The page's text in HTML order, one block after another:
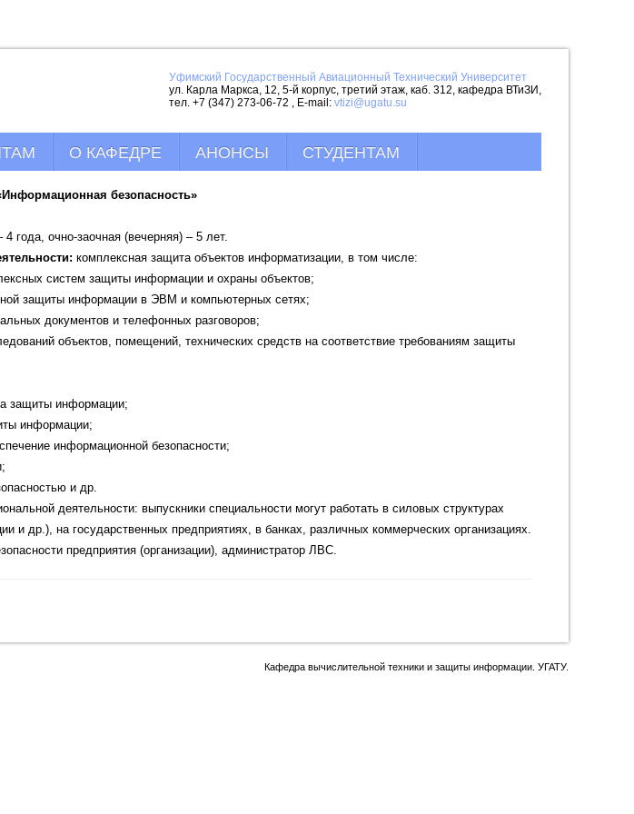
Уфимский Государственный Авиационный Технический Университет
ул. Карла Маркса, 12, 5-й корпус, третий этаж, каб. 312, кафедра ВТиЗИ,
тел. +7 (347) 273-06-72 , E-mail: vtizi@ugatu.su
О КАФЕДРЕ АНОНСЫ СТУДЕНТАМ
безопасность»
года, очно-заочная (вечерняя) – 5 лет.
комплексная защита объектов информатизации, в том числе:
систем защиты информации и охраны объектов;
защиты информации в ЭВМ и компьютерных сетях;
документов и телефонных разговоров;
объектов, помещений, технических средств на соответствие требованиям защиты
защиты информации;
информации;
информационной безопасности;
и др.
деятельности: выпускники специальности могут работать в силовых структурах
др.), на государственных предприятиях, в банках, различных коммерческих организациях.
предприятия (организации), администратор ЛВС.
Кафедра вычислительной техники и защиты информации. УГАТУ.